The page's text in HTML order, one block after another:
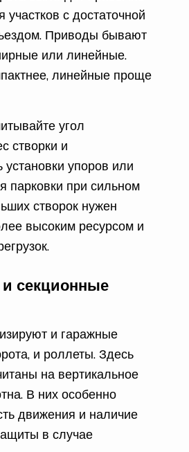
участков с достаточной
Приводы бывают
или линейные.
линейные проще
угол
створки и
установки упоров или
парковки при сильном
створок нужен
высоким ресурсом и
секционные
и гаражные
и роллеты. Здесь
на вертикальное
В них особенно
движения и наличие
в случае